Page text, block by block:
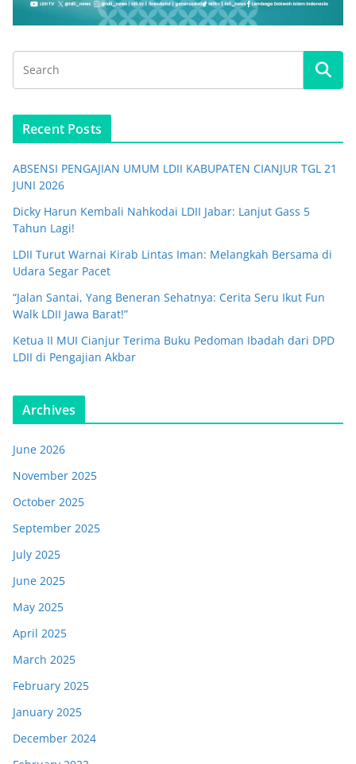
Recent Posts
ABSENSI PENGAJIAN UMUM LDII KABUPATEN CIANJUR TGL 21
JUNI 2026
Dicky Harun Kembali Nahkodai LDII Jabar: Lanjut Gass 5
Tahun Lagi!
LDII Turut Warnai Kirab Lintas Iman: Melangkah Bersama di
Udara Segar Pacet
“Jalan Santai, Yang Beneran Sehatnya: Cerita Seru Ikut Fun
Walk LDII Jawa Barat!”
Ketua II MUI Cianjur Terima Buku Pedoman Ibadah dari DPD
LDII di Pengajian Akbar
Archives
June 2026
November 2025
October 2025
September 2025
July 2025
June 2025
May 2025
April 2025
March 2025
February 2025
January 2025
December 2024